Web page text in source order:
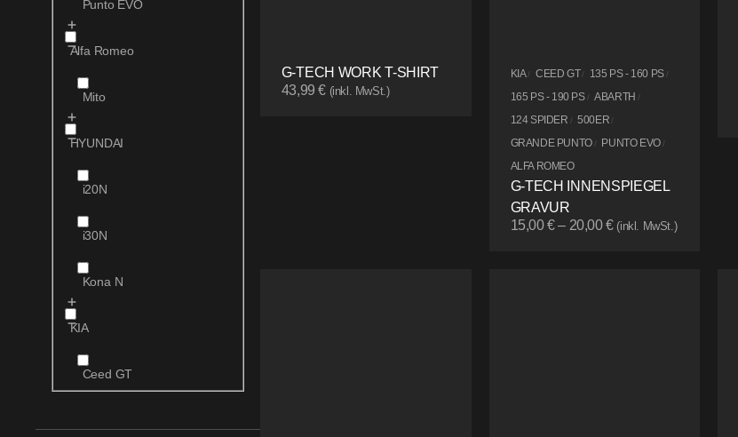
Punto EVO
Alfa Romeo
Mito
HYUNDAI
i20N
i30N
Kona N
KIA
Ceed GT
G-TECH WORK T-SHIRT
43,99€ (inkl. MwSt.)
KIA/ CEED GT/ 135 PS - 160 PS/
165 PS - 190 PS / ABARTH /
124 SPIDER / 500ER /
GRANDE PUNTO / PUNTO EVO/
ALFA ROMEO
G-TECH INNENSPIEGEL
GRAVUR
15,00€– 20,00€ (inkl. MwSt.)